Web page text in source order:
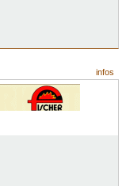
infos